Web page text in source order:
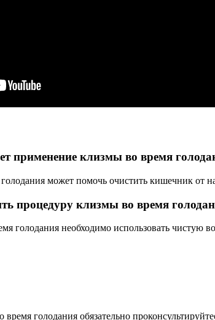
применение клизмы во время
может помочь очистить кишечник от
процедуру клизмы во время
голодания необходимо использовать чистую
голодания обязательно